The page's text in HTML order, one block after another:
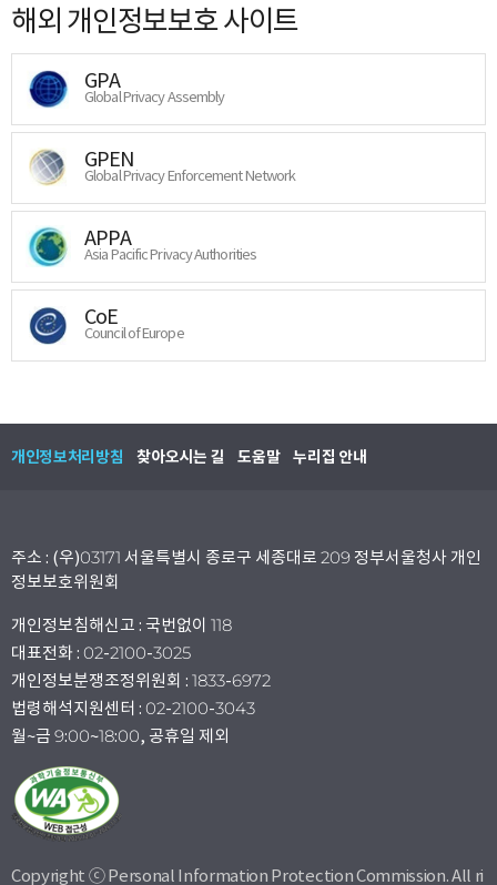
해외 개인정보보호 사이트
GPA
Global Privacy Assembly
GPEN
Global Privacy Enforcement Network
APPA
Asia Pacific Privacy Authorities
CoE
Council of Europe
개인정보처리방침 찾아오시는 길 도움말 누리집 안내
주소 : (우)03171 서울특별시 종로구 세종대로 209 정부서울청사 개인
정보보호위원회
개인정보침해신고 : 국번없이 118
대표전화 : 02-2100-3025
개인정보분쟁조정위원회 : 1833-6972
법령해석지원센터 : 02-2100-3043
월~금 9:00~18:00, 공휴일 제외
Copyright ⓒ Personal Information Protection Commission. All ri